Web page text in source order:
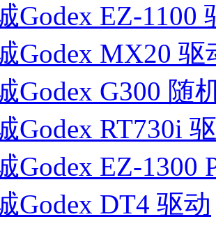
Godex EZ-1100
Godex MX20 驱
Godex G300 随
Godex RT730i
Godex EZ-1300
Godex DT4 驱动